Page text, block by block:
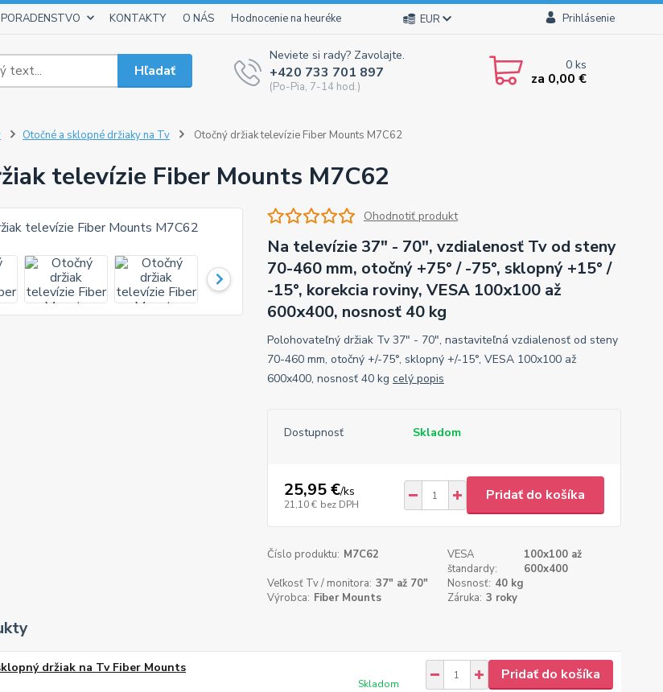
PORADENSTVO KONTAKTY O NÁS Hodnocenie na heuréke EUR Prihlásenie
Hľadať
Neviete si rady? Zavolajte.
+420 733 701 897
(Po-Pia, 7-14 hod.)
0ks
za 0,00 €
Otočné a sklopné držiaky na Tv Otočný držiak televízie Fiber Mounts M7C62
televízie Fiber Mounts M7C62
Ohodnotiť produkt
Na televízie 37" - 70", vzdialenosť Tv od steny
70-460 mm, otočný +75° / -75°, sklopný +15° /
-15°, korekcia roviny, VESA 100x100 až
600x400, nosnosť 40 kg
Polohovateľný držiak Tv 37" - 70", nastaviteľná vzdialenosť od steny
70-460 mm, otočný +/-75°, sklopný +/-15°, VESA 100x100 až
600x400, nosnosť 40 kg celý popis
Dostupnosť Skladom
25,95 €/ks
21,10 € bez DPH
Pridať do košíka
Číslo produktu: M7C62
VESA
štandardy:
100x100 až
600x400
Veľkosť Tv / monitora: 37" až 70" Nosnosť: 40 kg
Výrobca: Fiber Mounts Záruka: 3 roky
držiak na Tv Fiber Mounts
Skladom
Pridať do košíka